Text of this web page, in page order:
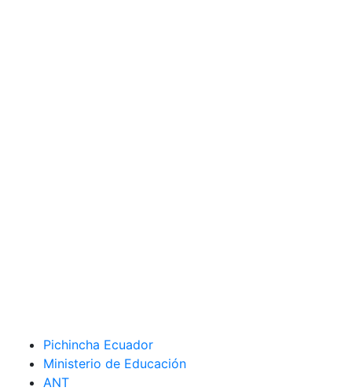
Pichincha Ecuador
Ministerio de Educación
ANT